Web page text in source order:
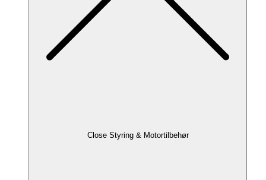
Close Styring & Motortilbehør